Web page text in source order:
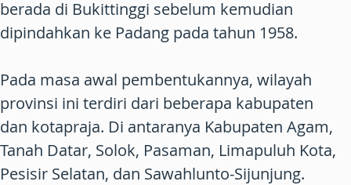
berada di Bukittinggi sebelum kemudian
dipindahkan ke Padang pada tahun 1958.
Pada masa awal pembentukannya, wilayah
provinsi ini terdiri dari beberapa kabupaten
dan kotapraja. Di antaranya Kabupaten Agam,
Tanah Datar, Solok, Pasaman, Limapuluh Kota,
Pesisir Selatan, dan Sawahlunto-Sijunjung.